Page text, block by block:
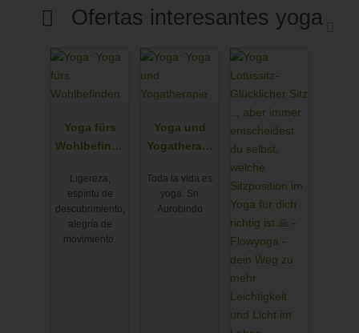
Ofertas interesantes yoga
Yoga fürs
Wohlbefinde
Ligereza,
espíritu de
descubrimiento,
alegría de
movimiento.
Yoga und
Yogatherapi
Toda la vida es
yoga. Sri
Aurobindo